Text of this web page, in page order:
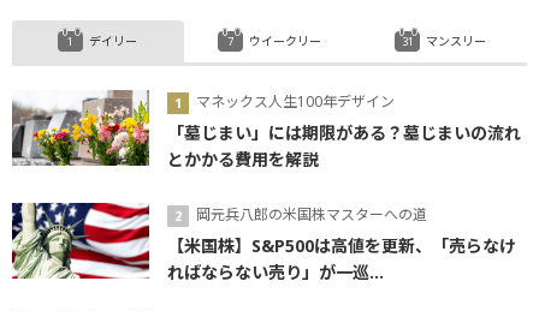
デイリー
マネックス人生100年デザイン
「墓じまい」には期限がある？墓じまいの流れ
とかかる費用を解説
岡元兵八郎の米国株マスターへの道
【米国株】S&P500は高値を更新、「売らなけ
ればならない売り」が一巡...
ウイークリー マンスリー